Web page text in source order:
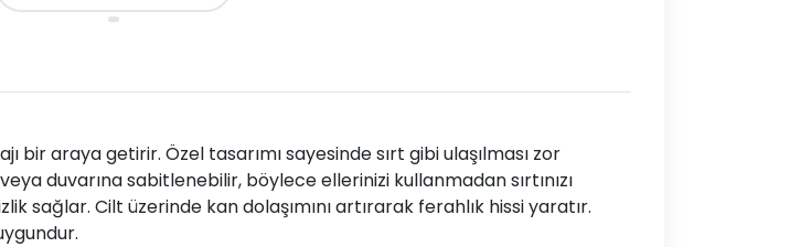
araya getirir. Özel tasarımı sayesinde sırt gibi ulaşılması zor
duvarına sabitlenebilir, böylece ellerinizi kullanmadan sırtınızı
sağlar. Cilt üzerinde kan dolaşımını artırarak ferahlık hissi yaratır.